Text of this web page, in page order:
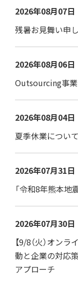
2026年08月07日
残暑お見舞い申
2026年08月06日
Outsourcing事業
2026年08月04日
夏季休業につい
2026年07月31日
「令和8年熊本地
2026年07月30日
【9/8（火）オン
動と企業の対応
アプローチ